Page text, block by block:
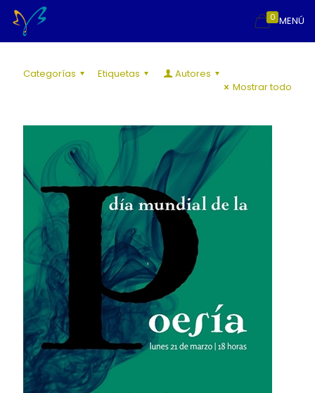
MENÚ
0
Categorías Etiquetas
Autores
Mostrar todo